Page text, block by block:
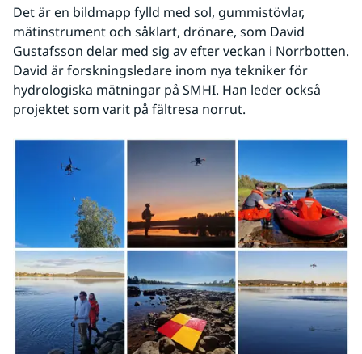
Det är en bildmapp fylld med sol, gummistövlar,
mätinstrument och såklart, drönare, som David
Gustafsson delar med sig av efter veckan i Norrbotten.
David är forskningsledare inom nya tekniker för
hydrologiska mätningar på SMHI. Han leder också
projektet som varit på fältresa norrut.